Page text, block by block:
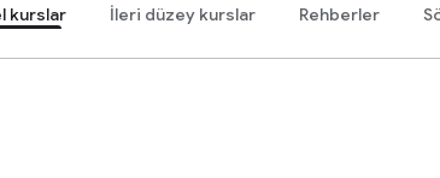
kurslar İleri düzey kurslar Rehberler